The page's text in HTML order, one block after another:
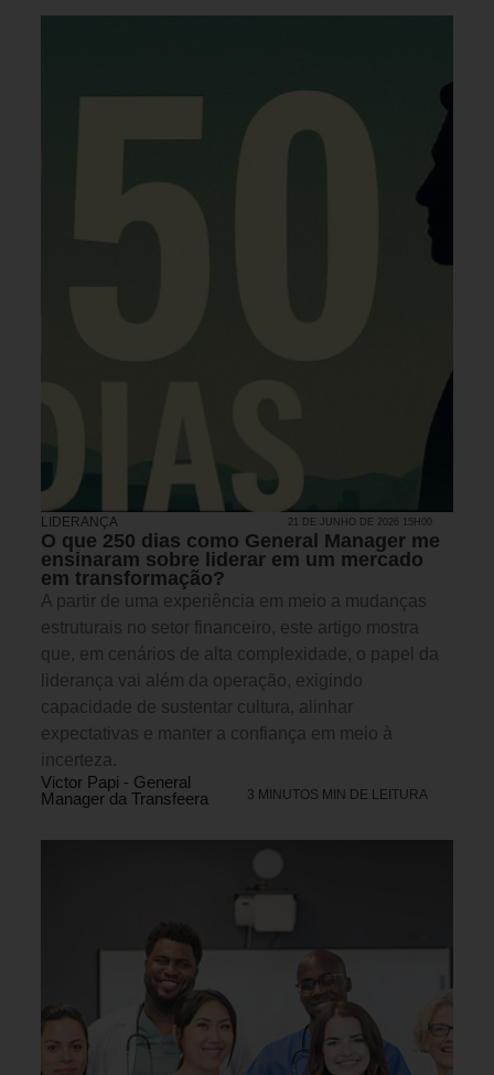
LIDERANÇA 21 DE JUNHO DE 2026 15H00
O que 250 dias como General Manager me
ensinaram sobre liderar em um mercado
em transformação?
A partir de uma experiência em meio a mudanças
estruturais no setor financeiro, este artigo mostra
que, em cenários de alta complexidade, o papel da
liderança vai além da operação, exigindo
capacidade de sustentar cultura, alinhar
expectativas e manter a confiança em meio à
incerteza.
Victor Papi - General
Manager da Transfeera
3 MINUTOS MIN DE LEITURA